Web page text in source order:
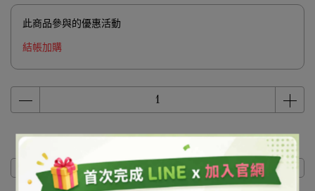
此商品參與的優惠活動
結帳加購
商品介紹